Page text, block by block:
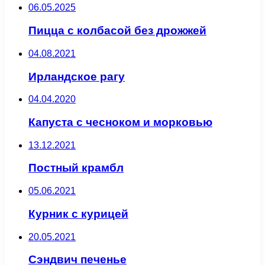
06.05.2025
Пицца с колбасой без дрожжей
04.08.2021
Ирландское рагу
04.04.2020
Капуста с чесноком и морковью
13.12.2021
Постный крамбл
05.06.2021
Курник с курицей
20.05.2021
Сэндвич печенье